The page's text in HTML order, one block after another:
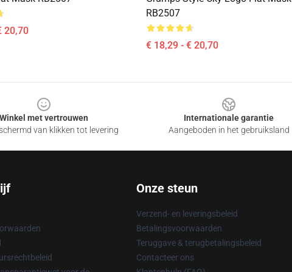
20,70
RB2507
€ 18,29 - € 20,70
Winkel met vertrouwen
van klikken tot levering
Internationale garantie
Aangeboden in het gebruiksland
Onze steun
Verzend- en leveringsbeleid
Betalingsvoorwaarden
Teruggave & terugbetalingsbeleid
Contacteer ons